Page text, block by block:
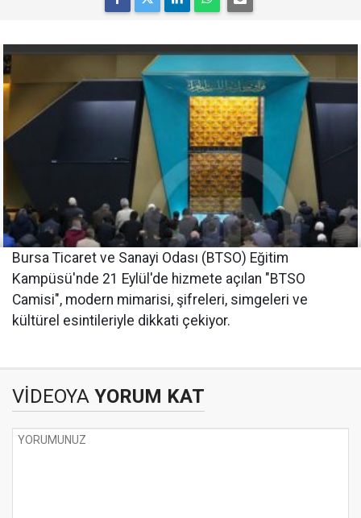
Bursa Ticaret ve Sanayi Odası (BTSO) Eğitim
Kampüsü'nde 21 Eylül'de hizmete açılan "BTSO
Camisi", modern mimarisi, şifreleri, simgeleri ve
kültürel esintileriyle dikkati çekiyor.
VİDEOYA YORUM KAT